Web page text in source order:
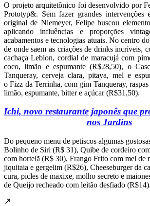
O projeto arquitetônico foi desenvolvido por
Prototyp&. Sem fazer grandes intervenções
original de Niemeyer, Felipe buscou
aplicando influências e proporções
acabamentos e tecnologias atuais. No centro
de onde saem as criações de drinks incríveis,
cachaça Leblon, cordial de maracujá com
coco, limão e espumante (R$28,50), o
Tanqueray, cerveja clara, pitaya, mel e
o Fizz da Terrinha, com gim Tanqueray,
limão, espumante, bitter e açúcar (R$31,50).
Ichi, novo restaurante japonês que
nos Jardins
Do pequeno menu de petiscos algumas
Bolinho de Siri (R$ 31), Quibe de cordeiro
com hortelã (R$ 30), Frango Frito com mel de
jiquitaia e gergelim (R$26), Cheeseburger da
cura, picles de maxixe, molho secreto e
de Queijo recheado com leitão desfiado (R$14).